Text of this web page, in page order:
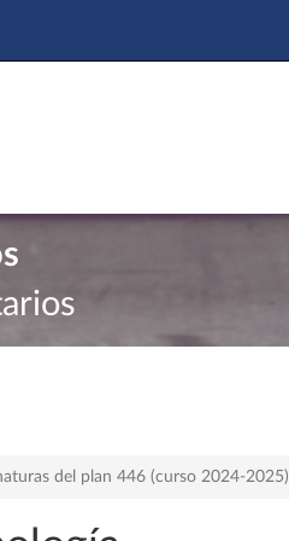
del plan 446 (curso 2024-2025)